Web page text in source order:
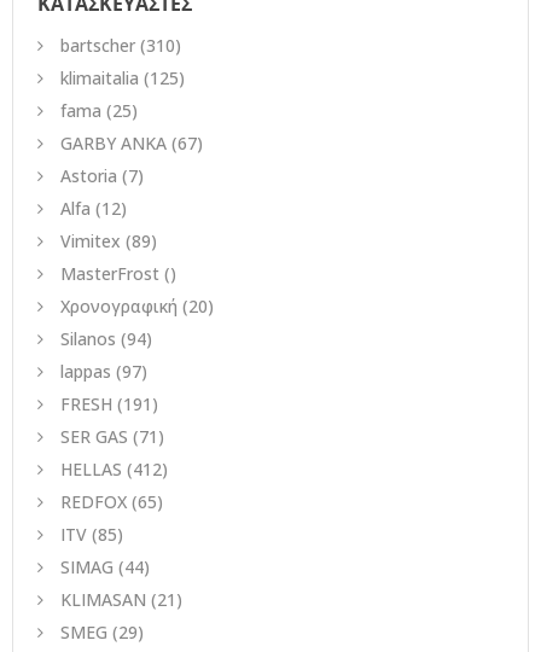
bartscher (310)
klimaitalia (125)
fama (25)
GARBY ANKA (67)
Astoria (7)
Alfa (12)
Vimitex (89)
MasterFrost ()
Χρονογραφική (20)
Silanos (94)
lappas (97)
FRESH (191)
SER GAS (71)
HELLAS (412)
REDFOX (65)
ITV (85)
SIMAG (44)
KLIMASAN (21)
SMEG (29)